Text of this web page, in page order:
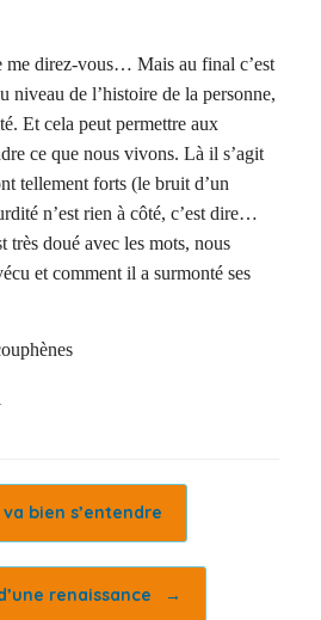
me direz-vous… Mais au final c’est
niveau de l’histoire de la personne,
Et cela peut permettre aux
ce que nous vivons. Là il s’agit
tellement forts (le bruit d’un
n’est rien à côté, c’est dire…
très doué avec les mots, nous
et comment il a surmonté ses
va bien s’entendre
renaissance →